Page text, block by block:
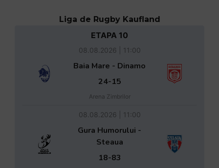
Liga de Rugby Kaufland
ETAPA 10
08.08.2026 | 11:00
Baia Mare - Dinamo
24-15
Arena Zimbrilor
08.08.2026 | 11:00
Gura Humorului -
Steaua
18-83